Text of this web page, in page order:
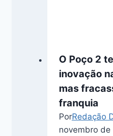
O Poço 2
inovação
mas
franquia
PorRedação
novembro de